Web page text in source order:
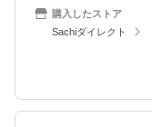
購入したストア
Sachiダイレクト